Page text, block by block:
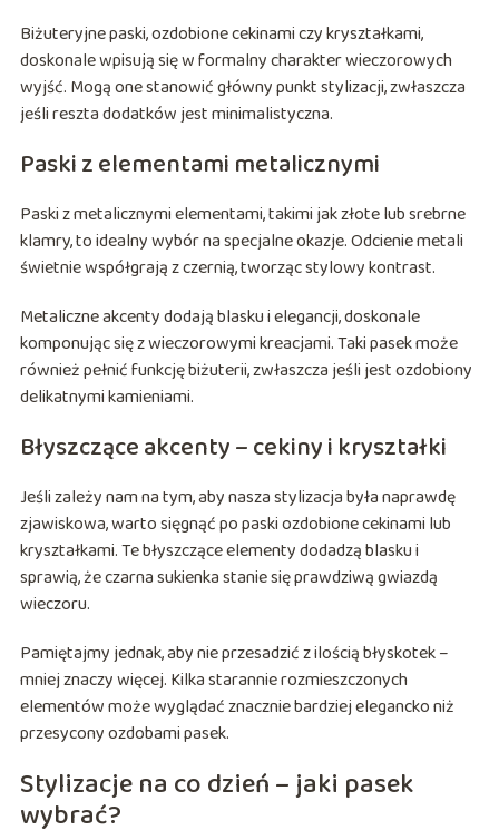
Biżuteryjne paski, ozdobione cekinami czy kryształkami,
doskonale wpisują się w formalny charakter wieczorowych
wyjść. Mogą one stanowić główny punkt stylizacji, zwłaszcza
jeśli reszta dodatków jest minimalistyczna.
Paski z elementami metalicznymi
Paski z metalicznymi elementami, takimi jak złote lub srebrne
klamry, to idealny wybór na specjalne okazje. Odcienie metali
świetnie współgrają z czernią, tworząc stylowy kontrast.
Metaliczne akcenty dodają blasku i elegancji, doskonale
komponując się z wieczorowymi kreacjami. Taki pasek może
również pełnić funkcję biżuterii, zwłaszcza jeśli jest ozdobiony
delikatnymi kamieniami.
Błyszczące akcenty – cekiny i kryształki
Jeśli zależy nam na tym, aby nasza stylizacja była naprawdę
zjawiskowa, warto sięgnąć po paski ozdobione cekinami lub
kryształkami. Te błyszczące elementy dodadzą blasku i
sprawią, że czarna sukienka stanie się prawdziwą gwiazdą
wieczoru.
Pamiętajmy jednak, aby nie przesadzić z ilością błyskotek –
mniej znaczy więcej. Kilka starannie rozmieszczonych
elementów może wyglądać znacznie bardziej elegancko niż
przesycony ozdobami pasek.
Stylizacje na co dzień – jaki pasek
wybrać?